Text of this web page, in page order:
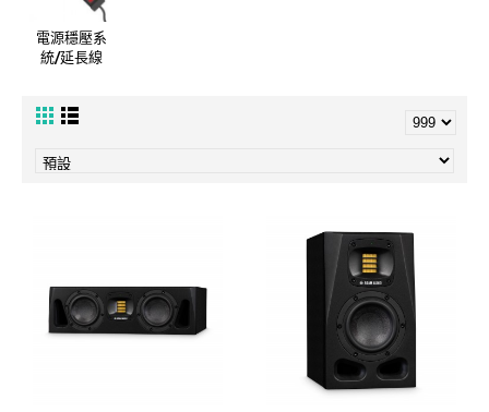
電源穩壓系
統/延長線